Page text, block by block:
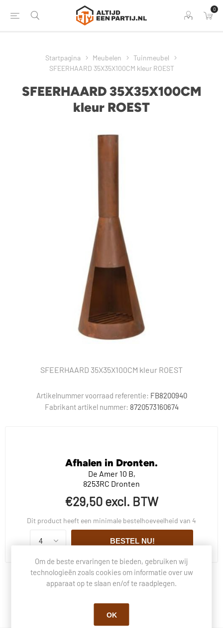
0
Startpagina Meubelen
Tuinmeubel
SFEERHAARD 35X35X100CM kleur ROEST
SFEERHAARD 35X35X100CM
kleur ROEST
SFEERHAARD 35X35X100CM kleur ROEST
Artikelnummer voorraad referentie: FB8200940
Fabrikant artikel nummer: 8720573160674
Afhalen in Dronten.
De Amer 10 B,
8253RC Dronten
€29,50 excl. BTW
Dit product heeft een minimale bestelhoeveelheid van 4
BESTEL NU!
VRAGEN OVER DIT PRODUCT?
Om de beste ervaringen te bieden, gebruiken wij
technologieën zoals cookies om informatie over uw
apparaat op te slaan en/of te raadplegen.
OK